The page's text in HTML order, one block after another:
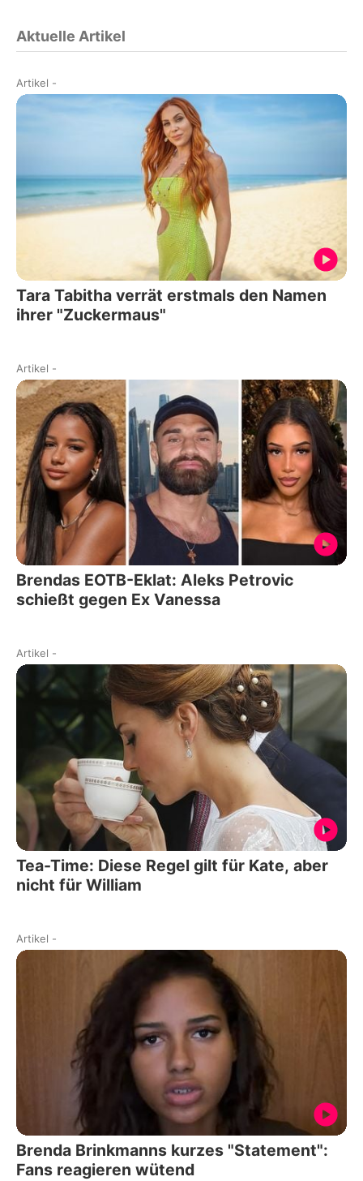
Aktuelle Artikel
Artikel -
Tara Tabitha verrät erstmals den Namen
ihrer "Zuckermaus"
Artikel -
Brendas EOTB-Eklat: Aleks Petrovic
schießt gegen Ex Vanessa
Artikel -
Tea-Time: Diese Regel gilt für Kate, aber
nicht für William
Artikel -
Brenda Brinkmanns kurzes "Statement":
Fans reagieren wütend